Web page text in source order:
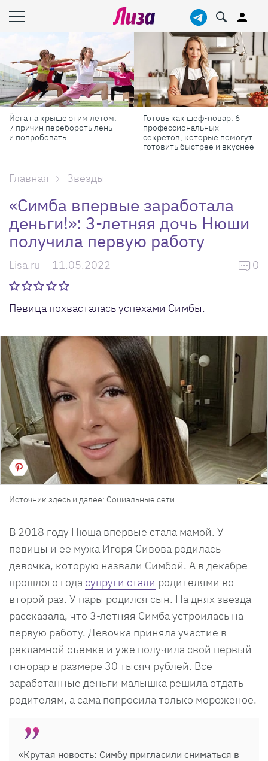
Йога на крыше этим летом:
7 причин перебороть лень
и попробовать
Готовь как шеф-повар: 6
профессиональных
секретов, которые помогут
готовить быстрее и вкуснее
Главная Звезды
«Симба впервые заработала
деньги!»: 3-летняя дочь Нюши
получила первую работу
Lisa.ru 11.05.2022 0
Певица похвасталась успехами Симбы.
Источник здесь и далее: Социальные сети
В 2018 году Нюша впервые стала мамой. У
певицы и ее мужа Игоря Сивова родилась
девочка, которую назвали Симбой. А в декабре
прошлого года супруги стали родителями во
второй раз. У пары родился сын. На днях звезда
рассказала, что 3-летняя Симба устроилась на
первую работу. Девочка приняла участие в
рекламной съемке и уже получила свой первый
гонорар в размере 30 тысяч рублей. Все
заработанные деньги малышка решила отдать
родителям, а сама попросила только мороженое.
«Крутая новость: Симбу пригласили сниматься в